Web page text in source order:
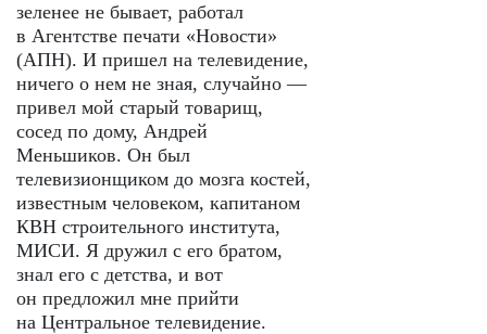
зеленее не бывает, работал
в Агентстве печати «Новости»
(АПН). И пришел на телевидение,
ничего о нем не зная, случайно —
привел мой старый товарищ,
сосед по дому, Андрей
Меньшиков. Он был
телевизионщиком до мозга костей,
известным человеком, капитаном
КВН строительного института,
МИСИ. Я дружил с его братом,
знал его с детства, и вот
он предложил мне прийти
на Центральное телевидение.